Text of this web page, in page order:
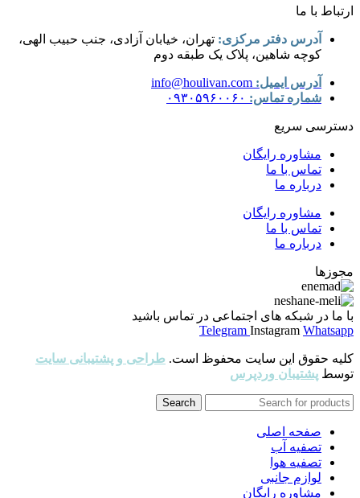
ارتباط با ما
آدرس دفتر مرکزی: تهران، خیابان آزادی، جنب حبیب الهی،
کوچه شاهین، پلاک یک طبقه دوم
آدرس ایمیل: info@houlivan.com
شماره تماس: ۰۹۳۰۵۹۶۰۰۶۰
دسترسی سریع
مشاوره رایگان
تماس با ما
درباره ما
مشاوره رایگان
تماس با ما
درباره ما
مجوزها
با ما در شبکه های اجتماعی در تماس باشید
Telegram Instagram Whatsapp
کلیه حقوق این سایت محفوظ است. طراحی و پشتیبانی سایت
توسط پشتیبان وردپرس
Search
صفحه اصلی
تصفیه آب
تصفیه هوا
لوازم جانبی
مشاوره رایگان